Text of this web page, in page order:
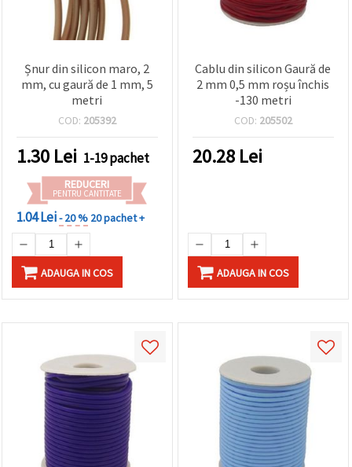
Șnur din silicon maro, 2
mm, cu gaură de 1 mm, 5
metri
COD: 205392
1.30 Lei 1-19 pachet
REDUCERI
PENTRU CANTITATE
1.04 Lei- 20 % 20 pachet +
ADAUGA IN COS
Cablu din silicon Gaură de
2 mm 0,5 mm roșu închis
-130 metri
COD: 205502
20.28 Lei
ADAUGA IN COS